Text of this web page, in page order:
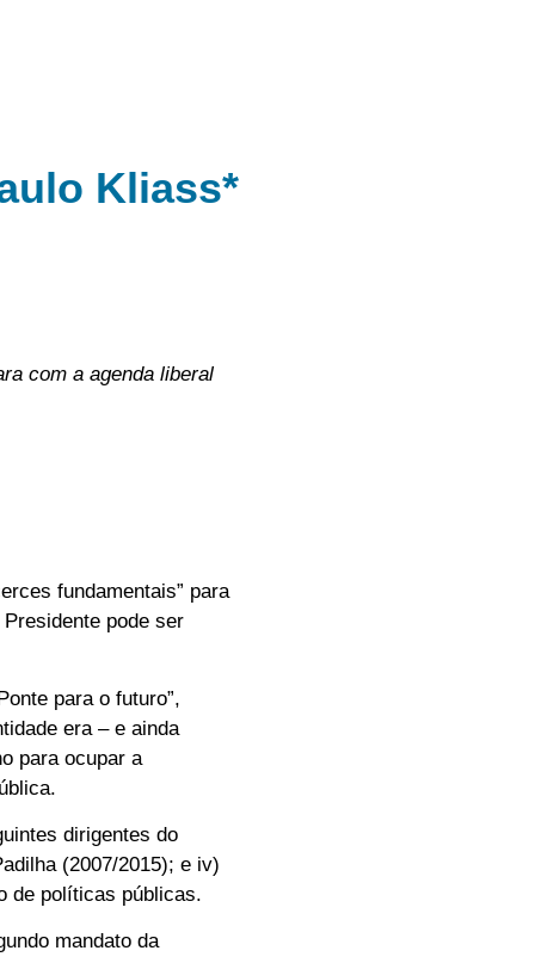
Kliass*
com a agenda liberal
fundamentais” para
pode ser
para o futuro”,
era – e ainda
para ocupar a
dirigentes do
(2007/2015); e iv)
de políticas públicas.
mandato da